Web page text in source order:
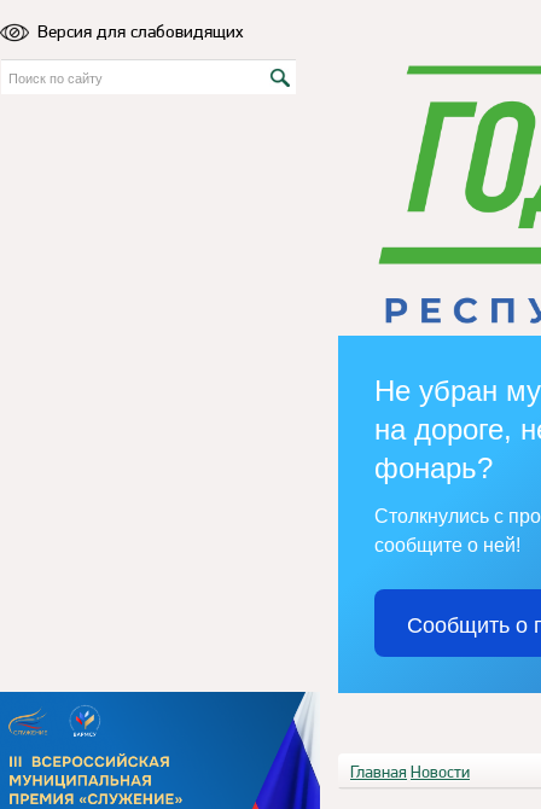
Версия для слабовидящих
Не убран
на дороге,
фонарь?
Столкнулись с
сообщите о ней!
Сообщить о
Главная Новости